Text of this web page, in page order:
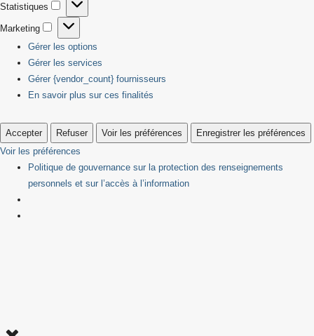
Statistiques
Statistiques
Marketing
Marketing
Gérer les options
Gérer les services
Gérer {vendor_count} fournisseurs
En savoir plus sur ces finalités
Accepter Refuser Voir les préférences
Enregistrer les préférences
Voir les préférences
Politique de gouvernance sur la protection des renseignements
personnels et sur l’accès à l’information